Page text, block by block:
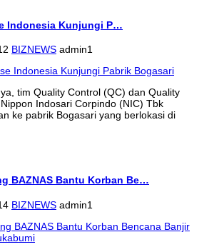
Indonesia Kunjungi P…
BIZNEWS admin1
tim Quality Control (QC) dan Quality
Indosari Corpindo (NIC) Tbk
ke pabrik Bogasari yang berlokasi di
BAZNAS Bantu Korban Be…
BIZNEWS admin1